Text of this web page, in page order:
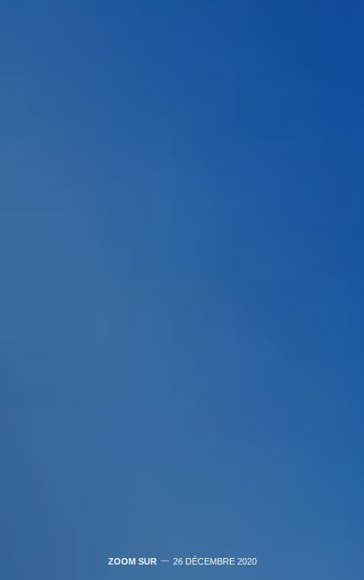
ZOOM SUR 26 DÉCEMBRE 2020